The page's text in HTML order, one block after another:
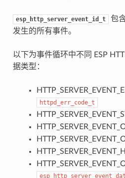
esp_http_server_event_id_t
包
发生的所有事件。
以下为事件循环中不同 ESP
据类型：
httpd_err_code_t